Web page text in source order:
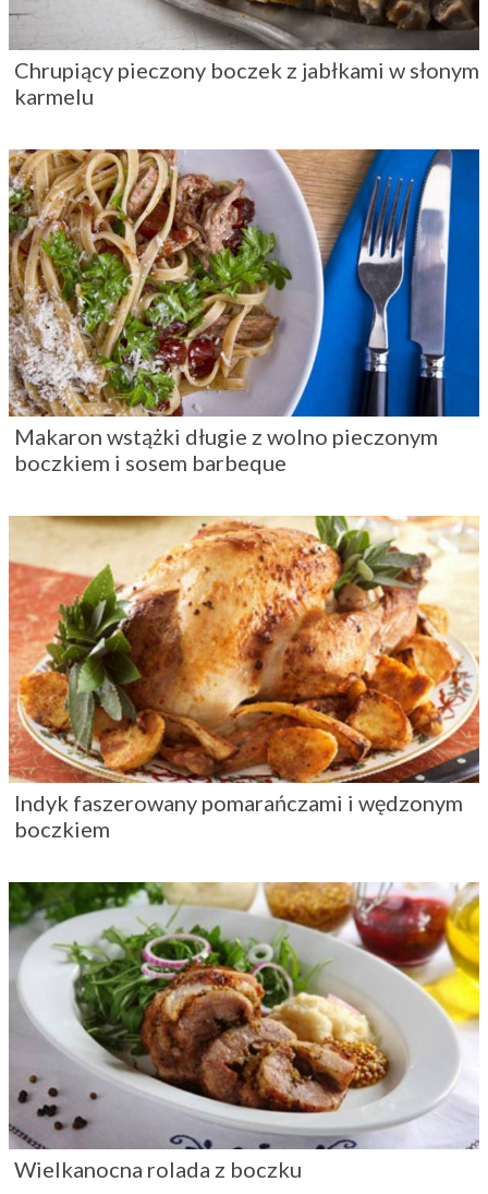
Chrupiący pieczony boczek z jabłkami w słonym
karmelu
Makaron wstążki długie z wolno pieczonym
boczkiem i sosem barbeque
Indyk faszerowany pomarańczami i wędzonym
boczkiem
Wielkanocna rolada z boczku